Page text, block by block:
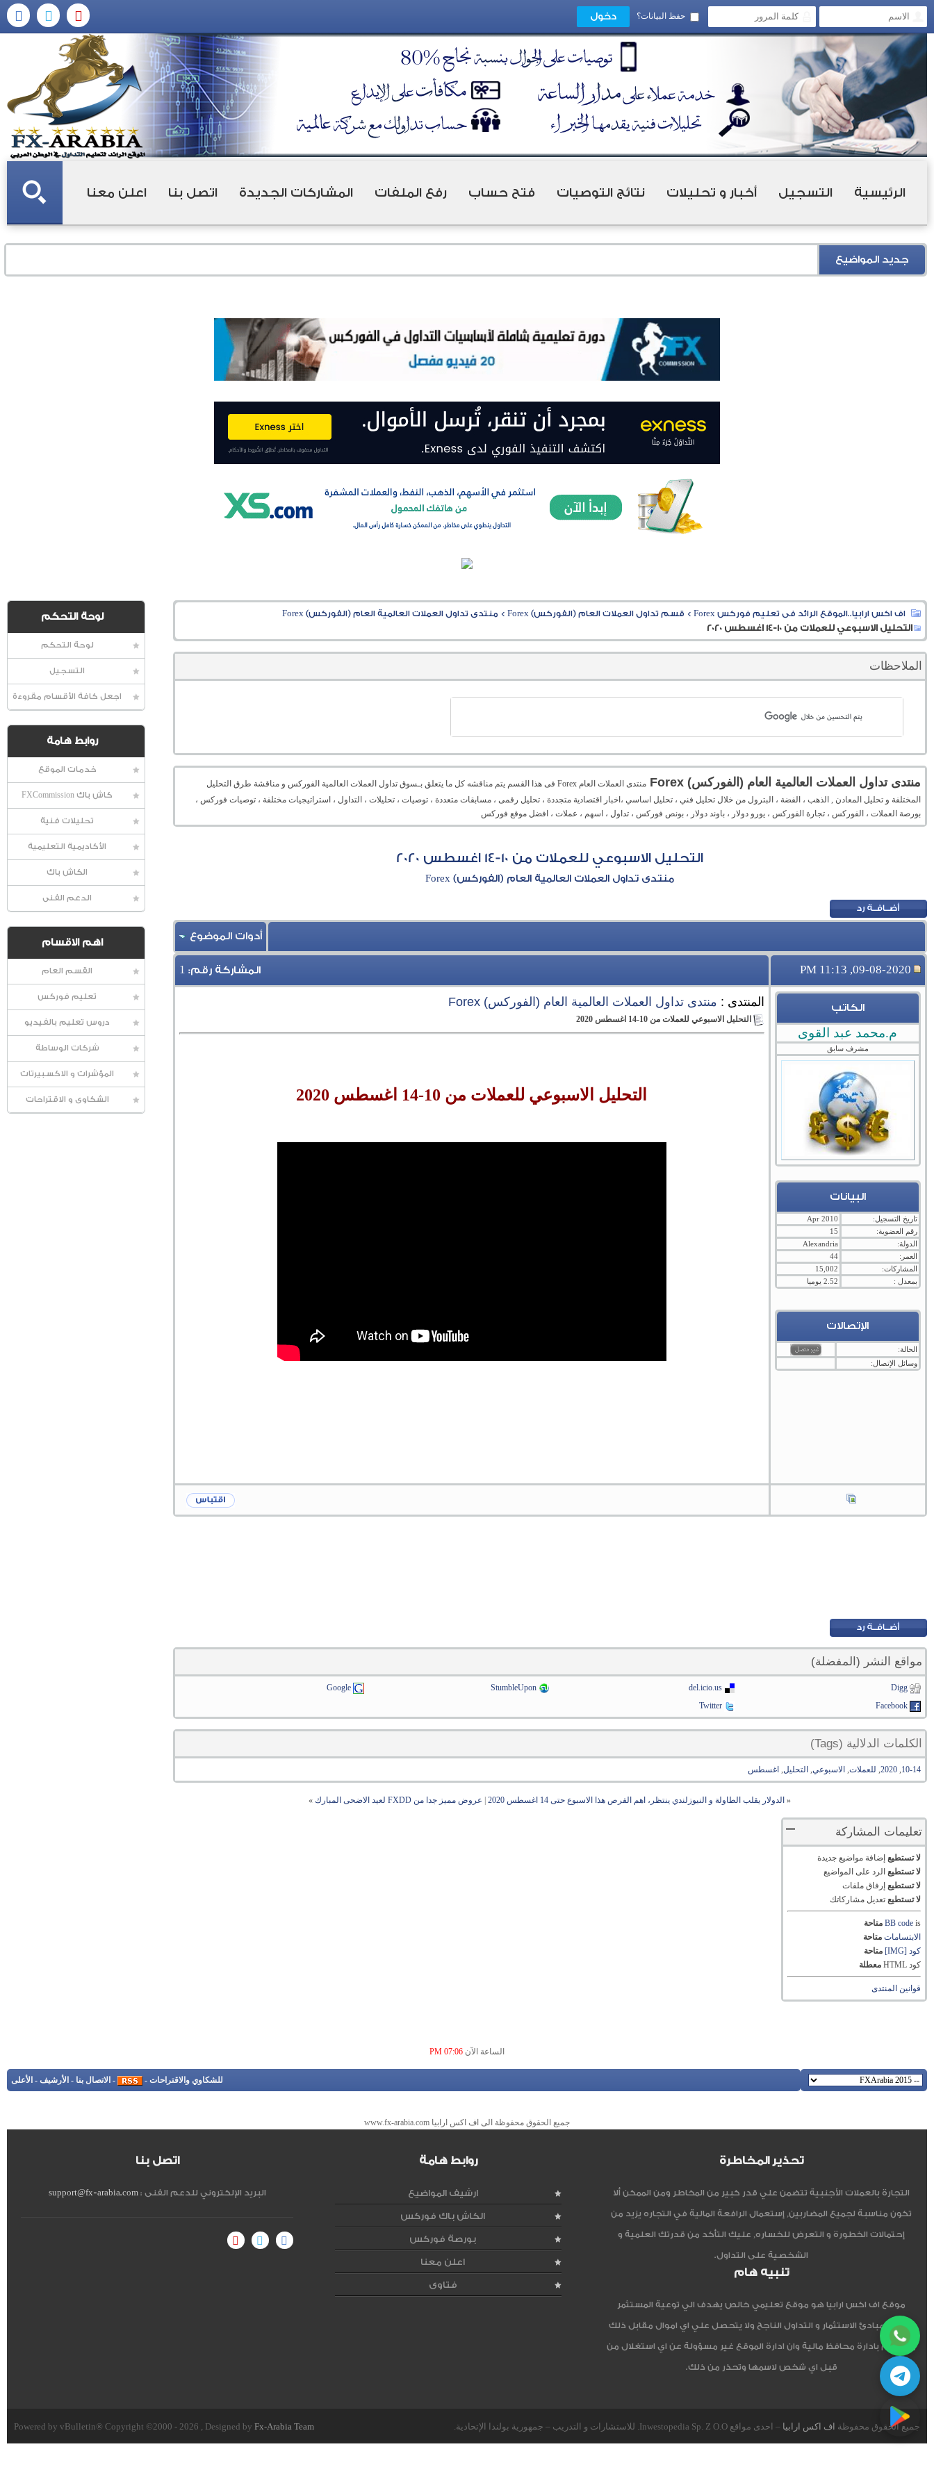
حفظ البيانات؟
الرئيسية التسجيل أخبار و تحليلات نتائج التوصيات فتح حساب رفع الملفات المشاركات الجديدة اتصل بنا اعلن معنا
جديد المواضيع
لوحة التحكم
لوحة التحكم
التسجيل
اجعل كافة الأقسام مقروءة
روابط هامة
خدمات الموقع
كاش باك FXCommission
تحليلات فنية
الأكاديمية التعليمية
الكاش باك
الدعم الفنى
اهم الاقسام
القسم العام
تعليم فوركس
دروس تعليم بالفيديو
شركات الوساطة
المؤشرات و الاكسبيرتات
الشكاوى و الاقتراحات
اف اكس ارابيا..الموقع الرائد فى تعليم فوركس Forex > قسم تداول العملات العام (الفوركس) Forex > منتدى تداول العملات العالمية العام (الفوركس) Forex
التحليل الاسبوعي للعملات من 10-14 اغسطس 2020
الملاحظات
منتدى تداول العملات العالمية العام (الفوركس) Forex
منتدى العملات العام Forex فى هذا القسم يتم مناقشه كل ما يتعلق بـسوق تداول العملات العالمية الفوركس و مناقشة طرق التحليل
المختلفة و تحليل المعادن , الذهب ، الفضة ، البترول من خلال تحليل فني ، تحليل اساسي ،اخبار اقتصادية متجددة ، تحليل رقمى ، مسابقات متعددة ، توصيات ، تحليلات ، التداول ، استراتيجيات مختلفة ، توصيات فوركس ،
بورصة العملات ، الفوركس ، تجارة الفوركس ، يورو دولار ، باوند دولار ، بونص فوركس ، تداول ، اسهم ، عملات ، افضل موقع فوركس
التحليل الاسبوعي للعملات من 10-14 اغسطس 2020
منتدى تداول العملات العالمية العام (الفوركس) Forex
أدوات الموضوع
09-08-2020, 11:13 PM المشاركة رقم: 1
الكاتب
م.محمد عبد القوى
مشرف سابق
البيانات
تاريخ التسجيل:
Apr 2010
رقم العضوية:
15
الدولة:
Alexandria
العمر:
44
المشاركات:
15,002
بمعدل :
2.52 يوميا
الإتصالات
الحالة:
وسائل الإتصال:
المنتدى : منتدى تداول العملات العالمية العام (الفوركس) Forex
التحليل الاسبوعي للعملات من 10-14 اغسطس 2020
التحليل الاسبوعي للعملات من 10-14 اغسطس 2020
مواقع النشر (المفضلة)
Digg
del.icio.us
StumbleUpon
Google
Facebook
Twitter
الكلمات الدلالية (Tags)
10-14
,
2020
, للعملات, الاسبوعي, التحليل, اغسطس
« الدولار يقلب الطاولة و النيوزلندي ينتظر، اهم الفرص هذا الاسبوع حتى 14 اغسطس 2020 | عروض مميز جدا من FXDD لعيد الاضحى المبارك »
تعليمات المشاركة
لا تستطيع إضافة مواضيع جديدة
لا تستطيع الرد على المواضيع
لا تستطيع إرفاق ملفات
لا تستطيع تعديل مشاركاتك
BB codeis
متاحة
الابتسامات متاحة
كود [IMG]
متاحة
كود HTML
معطلة
قوانين المنتدى
الساعة الآن 07:06 PM
للشكاوي والاقتراحات -
- الاتصال بنا - الأرشيف - الأعلى
جميع الحقوق محفوظة الى اف اكس ارابيا www.fx-arabia.com
تحذير المخاطرة
التجارة بالعملات الأجنبية تتضمن علي قدر كبير من المخاطر ومن الممكن ألا
تكون مناسبة لجميع المضاربين, إستعمال الرافعة المالية في التجاره يزيد من
إحتمالات الخطورة و التعرض للخساره, عليك التأكد من قدرتك العلمية و
الشخصية على التداول.
تنبيه هام
موقع اف اكس ارابيا هو موقع تعليمي خالص يهدف الي توعية المستثمر
العربي مبادئ الاستثمار و التداول الناجح ولا يتحصل علي اي اموال مقابل ذلك
ولا يقوم بادارة محافظ مالية وان ادارة الموقع غير مسؤولة عن اي استغلال من
قبل اي شخص لاسمها وتحذر من ذلك.
روابط هامة
ارشيف المواضيع
الكاش باك فوركس
بورصة فوركس
اعلن معنا
فتاوى
اتصل بنا
البريد الإلكتروني للدعم الفنى :support@fx-arabia.com
جميع الحقوق محفوظة اف اكس ارابيا – احدى مواقع Inwestopedia Sp. Z O.O. للاستشارات و التدريب – جمهورية بولندا الإتحادية. Powered by vBulletin® Copyright ©2000 - 2026 , Designed by Fx-Arabia Team